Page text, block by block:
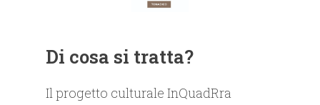
Di cosa si tratta?
Il progetto culturale InQuadRra